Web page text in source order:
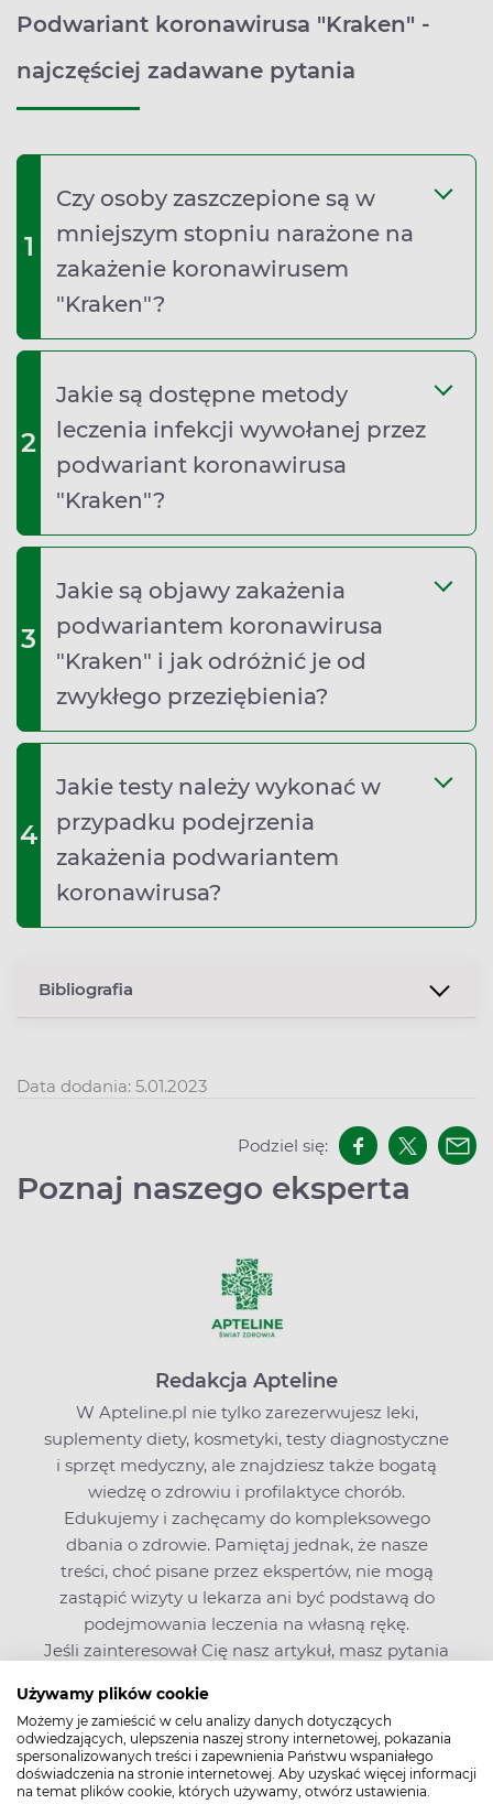
Używamy plików cookie
Możemy je zamieścić w celu analizy danych dotyczących
odwiedzających, ulepszenia naszej strony internetowej, pokazania
spersonalizowanych treści i zapewnienia Państwu wspaniałego
doświadczenia na stronie internetowej. Aby uzyskać więcej informacji
na temat plików cookie, których używamy, otwórz ustawienia.
Podwariant koronawirusa "Kraken" -
najczęściej zadawane pytania
1
Czy osoby zaszczepione są w
mniejszym stopniu narażone na
zakażenie koronawirusem
"Kraken"?
2
Jakie są dostępne metody
leczenia infekcji wywołanej przez
podwariant koronawirusa
"Kraken"?
3
Jakie są objawy zakażenia
podwariantem koronawirusa
"Kraken" i jak odróżnić je od
zwykłego przeziębienia?
4
Jakie testy należy wykonać w
przypadku podejrzenia
zakażenia podwariantem
koronawirusa?
Bibliografia
Data dodania: 5.01.2023
Podziel się:
Poznaj naszego eksperta
Redakcja Apteline
W Apteline.pl nie tylko zarezerwujesz leki,
suplementy diety, kosmetyki, testy diagnostyczne
i sprzęt medyczny, ale znajdziesz także bogatą
wiedzę o zdrowiu i profilaktyce chorób.
Edukujemy i zachęcamy do kompleksowego
dbania o zdrowie. Pamiętaj jednak, że nasze
treści, choć pisane przez ekspertów, nie mogą
zastąpić wizyty u lekarza ani być podstawą do
podejmowania leczenia na własną rękę.
Jeśli zainteresował Cię nasz artykuł, masz pytania
leków możesz też zapytać farmaceutę na czacie
Apteline.pl.